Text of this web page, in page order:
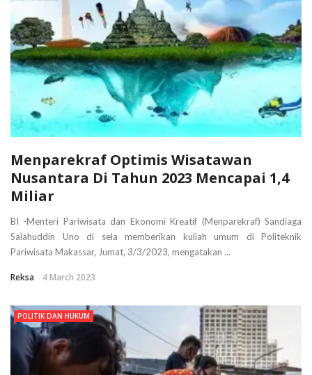
Menparekraf Optimis Wisatawan
Nusantara Di Tahun 2023 Mencapai 1,4
Miliar
BI -Menteri Pariwisata dan Ekonomi Kreatif (Menparekraf) Sandiaga
Salahuddin Uno di sela memberikan kuliah umum di Politeknik
Pariwisata Makassar, Jumat, 3/3/2023, mengatakan ...
Reksa 4 March 2023
POLITIK DAN HUKUM